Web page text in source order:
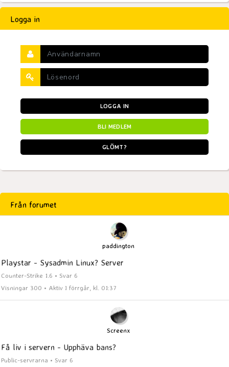
Logga in
LOGGA IN
BLI MEDLEM
GLÖMT?
Från forumet
paddington
Playstar - Sysadmin Linux? Server
Counter-Strike 1.6 • Svar 6
Visningar 300 • Aktiv I förrgår, kl. 01:37
Screenx
Få liv i servern - Upphäva bans?
Public-servrarna • Svar 6